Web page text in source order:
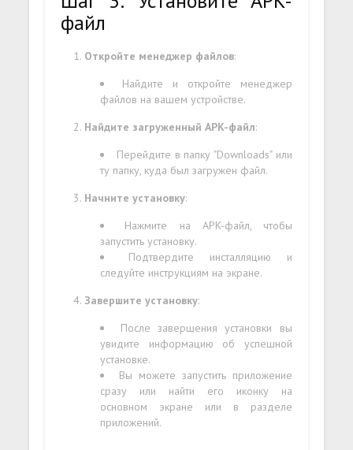
файл
Откройте менеджер файлов:
Найдите и откройте менеджер
файлов на вашем устройстве.
Найдите загруженный APK-файл:
Перейдите в папку "Downloads" или
ту папку, куда был загружен файл.
Начните установку:
Нажмите на APK-файл, чтобы
запустить установку.
Подтвердите инсталляцию и
следуйте инструкциям на экране.
Завершите установку:
После завершения установки вы
увидите информацию об успешной
установке.
Вы можете запустить приложение
сразу или найти его иконку на
основном экране или в разделе
приложений.